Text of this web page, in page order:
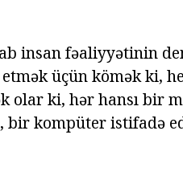
insan fəaliyyətinin
etmək üçün kömək ki,
olar ki, hər hansı bir
bir kompüter istifadə